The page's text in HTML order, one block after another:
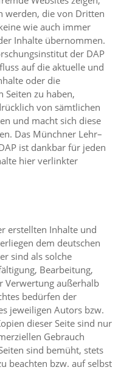
werden, die von Dritten
wie auch immer
Inhalte übernommen.
der DAP
auf die aktuelle und
oder die
Seiten zu haben,
von sämtlichen
und macht sich diese
Das Münchner Lehr–
ist dankbar für jeden
hier verlinkter
erstellten Inhalte und
dem deutschen
sind als solche
Bearbeitung,
Verwertung außerhalb
bedürfen der
jeweiligen Autors bzw.
dieser Seite sind nur
Gebrauch
sind bemüht, stets
beachten bzw. auf selbst